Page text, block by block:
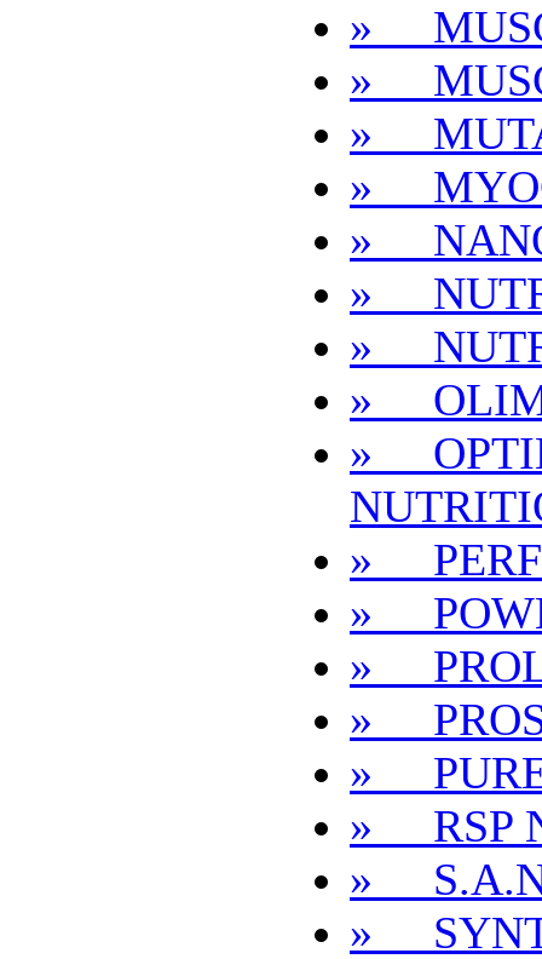
»
»
»
»
»
»
»
»
»
»
»
»
»
»
» RSP
»
»